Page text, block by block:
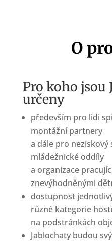
O
Pro koho jsou
určeny
především pro lidi
montážní partnery
a dále pro
mládežnické oddíly
a organizace
znevýhodněnými
dostupnost
různé kategorie
na podstránkách
Jablochaty budou